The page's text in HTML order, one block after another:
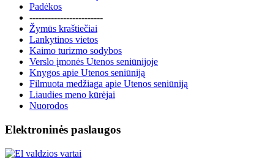
Padėkos
------------------------
Žymūs kraštiečiai
Lankytinos vietos
Kaimo turizmo sodybos
Verslo įmonės Utenos seniūnijoje
Knygos apie Utenos seniūniją
Filmuota medžiaga apie Utenos seniūniją
Liaudies meno kūrėjai
Nuorodos
Elektroninės paslaugos